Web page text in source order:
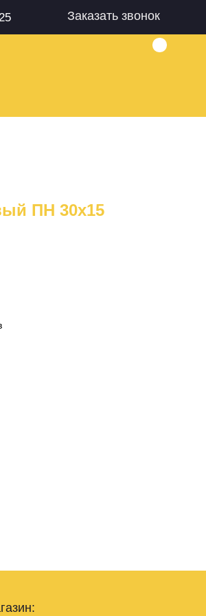
Заказать звонок
ПН 30х15